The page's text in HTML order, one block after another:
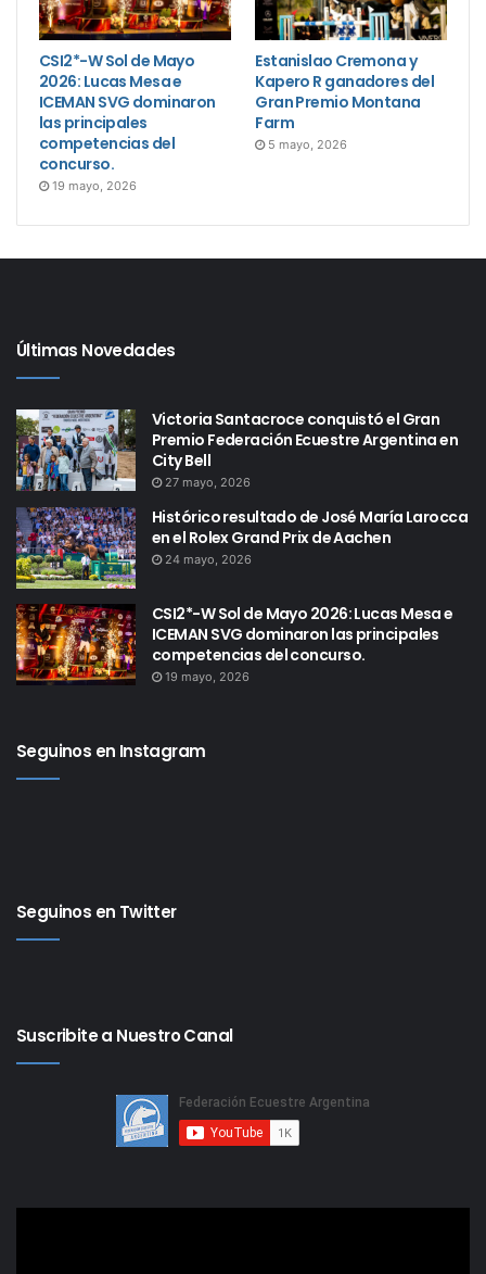
CSI2*-W Sol de Mayo
2026: Lucas Mesa e
ICEMAN SVG dominaron
las principales
competencias del
concurso.
19 mayo, 2026
Estanislao Cremona y
Kapero R ganadores del
Gran Premio Montana
Farm
5 mayo, 2026
Últimas Novedades
Victoria Santacroce conquistó el Gran
Premio Federación Ecuestre Argentina en
City Bell
27 mayo, 2026
Histórico resultado de José María Larocca
en el Rolex Grand Prix de Aachen
24 mayo, 2026
CSI2*-W Sol de Mayo 2026: Lucas Mesa e
ICEMAN SVG dominaron las principales
competencias del concurso.
19 mayo, 2026
Seguinos en Instagram
Seguinos en Twitter
Suscribite a Nuestro Canal